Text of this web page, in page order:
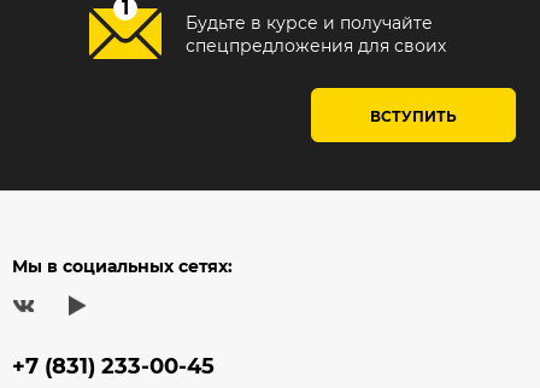
Будьте в курсе и получайте
спецпредложения для своих
ВСТУПИТЬ
Мы в социальных сетях:
+7 (831) 233-00-45